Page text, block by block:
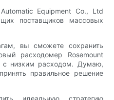
Equipment Co., Ltd
поставщиков массовых
вы сможете сохранить
расходомер Rosemount
с низким расходом. Думаю,
правильное решение